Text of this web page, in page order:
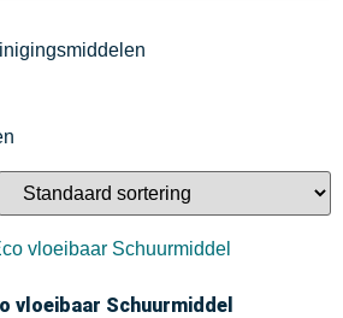
vloeibaar Schuurmiddel